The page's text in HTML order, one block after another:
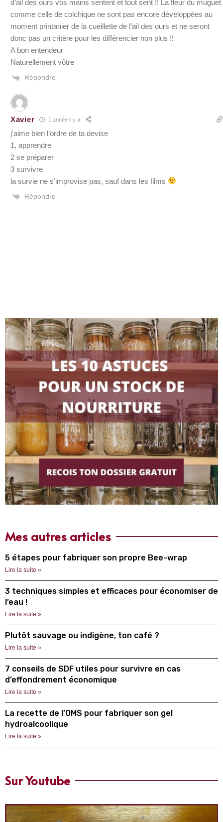
d’ail des ours vos mains sentent et tout sent !! La fleur du muguet
comme celle de colchique ne sont pas encore développées au
moment printanier de la cueillette de l’ail des ours et ne seront
donc pas un critère pour les différencier non plus !!
A bon entendeur
Naturellement vôtre
Répondre
Xavier 1 année il y a
j’aime bien l’ordre de ta devise
1, apprendre
2 se préparer
3 survivre
la survie ne s’improvise pas, sauf dans les films
Répondre
Mes autres articles
5 étapes pour fabriquer son propre Bee-wrap
Lire la suite »
3 techniques simples et efficaces pour économiser de
l’eau !
Lire la suite »
Plutôt sauvage ou indigène, ton café ?
Lire la suite »
7 conseils de SDF utiles pour survivre en cas
d’effondrement économique
Lire la suite »
La recette de l’OMS pour fabriquer son gel
hydroalcoolique
Lire la suite »
Sur Youtube